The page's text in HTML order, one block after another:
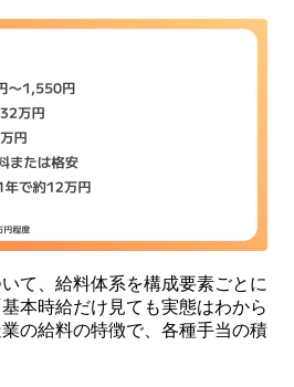
て、給料体系を構成要素ごとに
本時給だけ見ても実態はわから
の給料の特徴で、各種手当の積